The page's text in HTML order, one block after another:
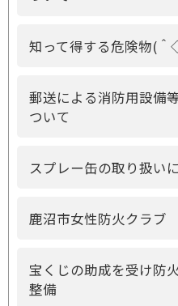
知って得する危険物(
郵送による消防用設備
ついて
スプレー缶の取り扱い
鹿沼市女性防火クラブ
宝くじの助成を受け防
整備